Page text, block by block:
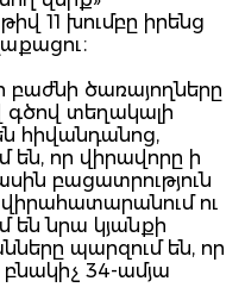
11 խումբը իրենց
բաժնի ծառայողները
տեղակալի
հիվանդանոց,
են, որ վիրավորը ի
բացատրություն
վիրահատարանում ու
են նրա կյանքի
պարզում են, որ
34-ամյա